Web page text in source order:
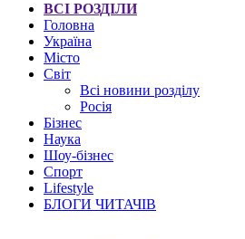
ВСІ РОЗДІЛИ
Головна
Україна
Місто
Світ
Всі новини розділу
Росія
Бізнес
Наука
Шоу-бізнес
Спорт
Lifestyle
БЛОГИ ЧИТАЧІВ